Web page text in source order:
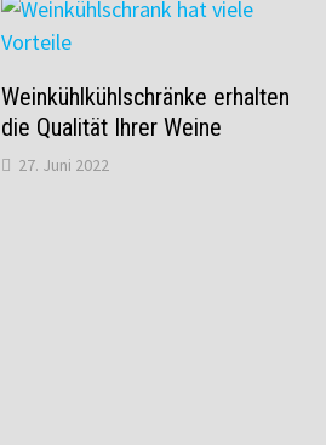
Weinkühlkühlschränke erhalten
die Qualität Ihrer Weine
27. Juni 2022